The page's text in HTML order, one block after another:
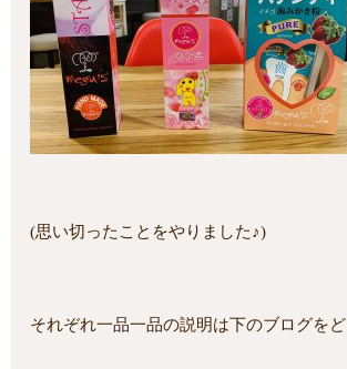
(思い切ったことをやりました♪)
それぞれ一品一品の説明は下のブログを